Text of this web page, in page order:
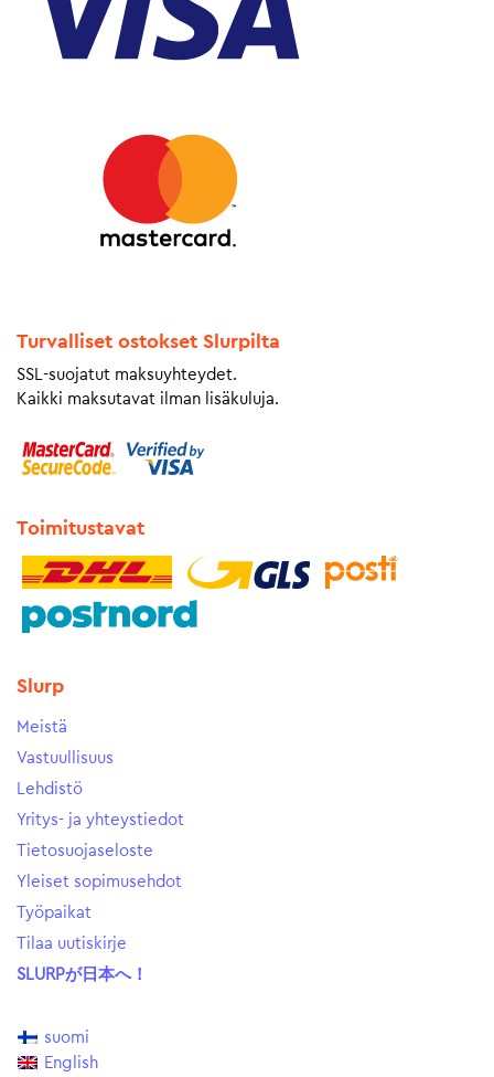
Turvalliset ostokset Slurpilta
SSL-suojatut maksuyhteydet.
Kaikki maksutavat ilman lisäkuluja.
Toimitustavat
Slurp
Meistä
Vastuullisuus
Lehdistö
Yritys- ja yhteystiedot
Tietosuojaseloste
Yleiset sopimusehdot
Työpaikat
Tilaa uutiskirje
SLURPが日本へ！
suomi
English